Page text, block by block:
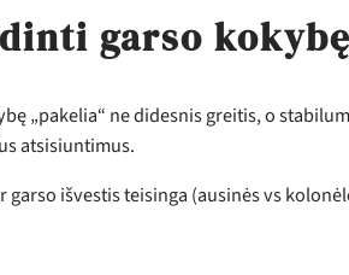
garso
„pakelia“ ne didesnis greitis, o
atsisiuntimus.
išvestis teisinga (ausinės vs